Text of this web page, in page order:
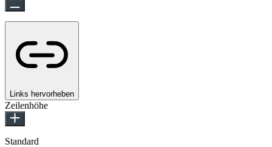
Links hervorheben
Zeilenhöhe
Standard